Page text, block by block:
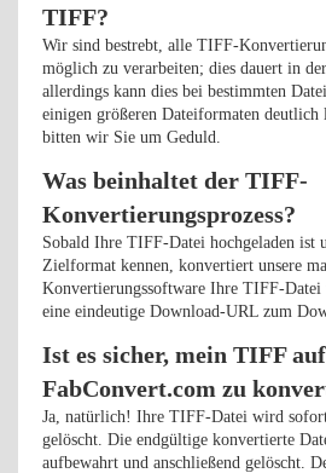
TIFF?
Wir sind bestrebt, alle TIFF-
möglich zu verarbeiten; dies dauert in
allerdings kann dies bei bestimmten
einigen größeren Dateiformaten deutlich
bitten wir Sie um Geduld.
Was beinhaltet der TIFF-
Konvertierungsprozess?
Sobald Ihre TIFF-Datei hochgeladen ist
Zielformat kennen, konvertiert unsere
Konvertierungssoftware Ihre TIFF-Datei
eine eindeutige Download-URL zum
Ist es sicher, mein TIFF auf
FabConvert.com zu
Ja, natürlich! Ihre TIFF-Datei wird
gelöscht. Die endgültige konvertierte
aufbewahrt und anschließend gelöscht.